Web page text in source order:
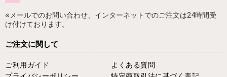
※メールでのお問い合わせ、インターネットでのご注文は24時間受
け付けております。
ご注文に関して
ご利用ガイド
よくある質問